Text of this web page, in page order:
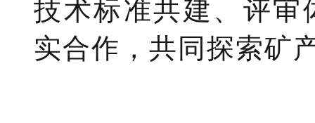
技术标准共建、评
实合作， 共同探索矿